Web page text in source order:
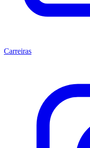
Carreiras